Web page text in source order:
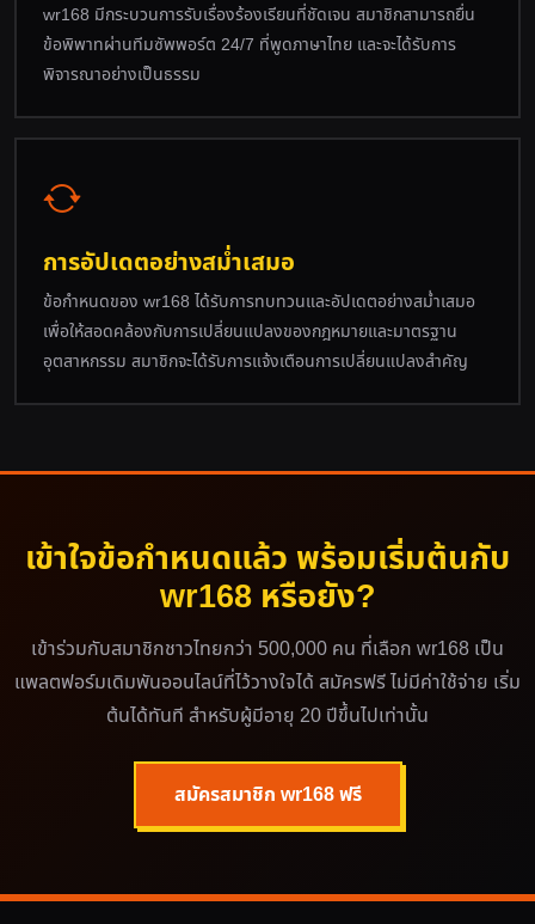
wr168 มีกระบวนการรับเรื่องร้องเรียนที่ชัดเจน สมาชิกสามารถยื่น
ข้อพิพาทผ่านทีมซัพพอร์ต 24/7 ที่พูดภาษาไทย และจะได้รับการ
พิจารณาอย่างเป็นธรรม
การอัปเดตอย่างสม่ำเสมอ
ข้อกำหนดของ wr168 ได้รับการทบทวนและอัปเดตอย่างสม่ำเสมอ
เพื่อให้สอดคล้องกับการเปลี่ยนแปลงของกฎหมายและมาตรฐาน
อุตสาหกรรม สมาชิกจะได้รับการแจ้งเตือนการเปลี่ยนแปลงสำคัญ
เข้าใจข้อกำหนดแล้ว พร้อมเริ่มต้นกับ
wr168 หรือยัง?
เข้าร่วมกับสมาชิกชาวไทยกว่า 500,000 คน ที่เลือก wr168 เป็น
แพลตฟอร์มเดิมพันออนไลน์ที่ไว้วางใจได้ สมัครฟรี ไม่มีค่าใช้จ่าย เริ่ม
ต้นได้ทันที สำหรับผู้มีอายุ 20 ปีขึ้นไปเท่านั้น
สมัครสมาชิก wr168 ฟรี